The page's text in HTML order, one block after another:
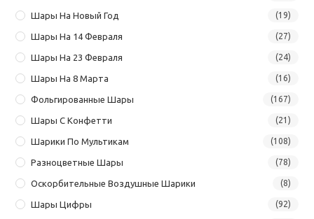
Шары На Новый Год (19)
Шары На 14 Февраля (27)
Шары На 23 Февраля (24)
Шары На 8 Марта (16)
Фольгированные Шары (167)
Шары С Конфетти (21)
Шарики По Мультикам (108)
Разноцветные Шары (78)
Оскорбительные Воздушные Шарики (8)
Шары Цифры (92)